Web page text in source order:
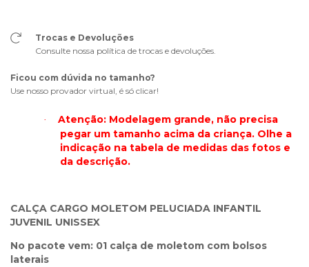
Trocas e Devoluções
Consulte nossa política de trocas e devoluções.
Ficou com dúvida no tamanho?
Use nosso provador virtual, é só clicar!
·
Atenção: Modelagem grande, não precisa
pegar um tamanho acima da criança. Olhe a
indicação na tabela de medidas das fotos e
da descrição.
CALÇA CARGO MOLETOM PELUCIADA INFANTIL
JUVENIL UNISSEX
No pacote vem: 01 calça de moletom com bolsos
laterais